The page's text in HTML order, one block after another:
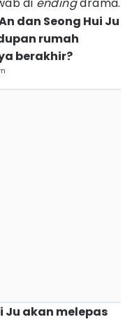
dan Seong Hui Ju
rumah
berakhir?
Ju akan melepas